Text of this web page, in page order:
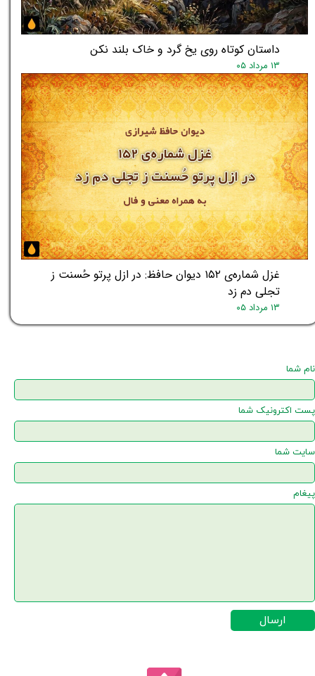
داستان کوتاه روی یخ گرد و خاک بلند نکن
۱۳ مرداد ۰۵
غزل شماره‌ی ۱۵۲ دیوان حافظ: در ازل پرتو حُسنت ز
تجلی دم زد
۱۳ مرداد ۰۵
نام شما
پست اکترونیک شما
سایت شما
پیغام
ارسال